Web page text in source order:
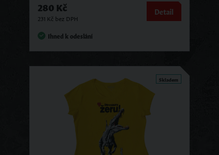
280 Kč
231 Kč bez DPH
Detail
Ihned k odeslání
Skladem